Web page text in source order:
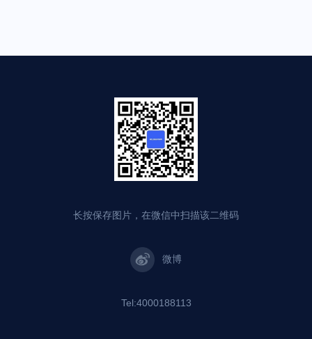
长按保存图片，在微信中扫描该二维码
微博
Tel:4000188113